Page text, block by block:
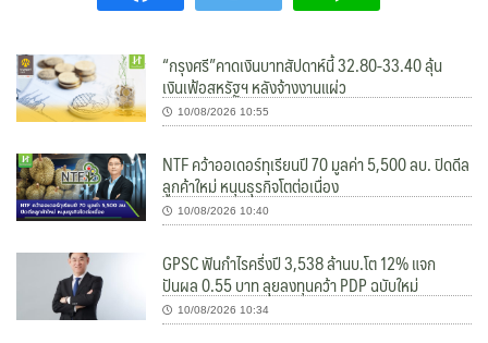
“กรุงศรี”คาดเงินบาทสัปดาห์นี้ 32.80-33.40 ลุ้น
เงินเฟ้อสหรัฐฯ หลังจ้างงานแผ่ว
10/08/2026 10:55
NTF คว้าออเดอร์ทุเรียนปี 70 มูลค่า 5,500 ลบ. ปิดดีล
ลูกค้าใหม่ หนุนธุรกิจโตต่อเนื่อง
10/08/2026 10:40
GPSC ฟันกำไรครึ่งปี 3,538 ล้านบ.โต 12% แจก
ปันผล 0.55 บาท ลุยลงทุนคว้า PDP ฉบับใหม่
10/08/2026 10:34